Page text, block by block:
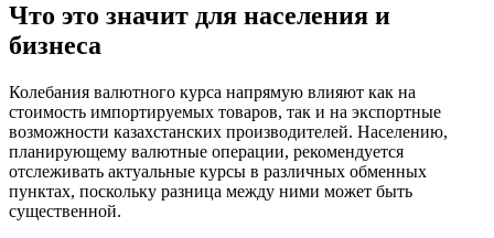
Что это значит для населения и
бизнеса
Колебания валютного курса напрямую влияют как на
стоимость импортируемых товаров, так и на экспортные
возможности казахстанских производителей. Населению,
планирующему валютные операции, рекомендуется
отслеживать актуальные курсы в различных обменных
пунктах, поскольку разница между ними может быть
существенной.